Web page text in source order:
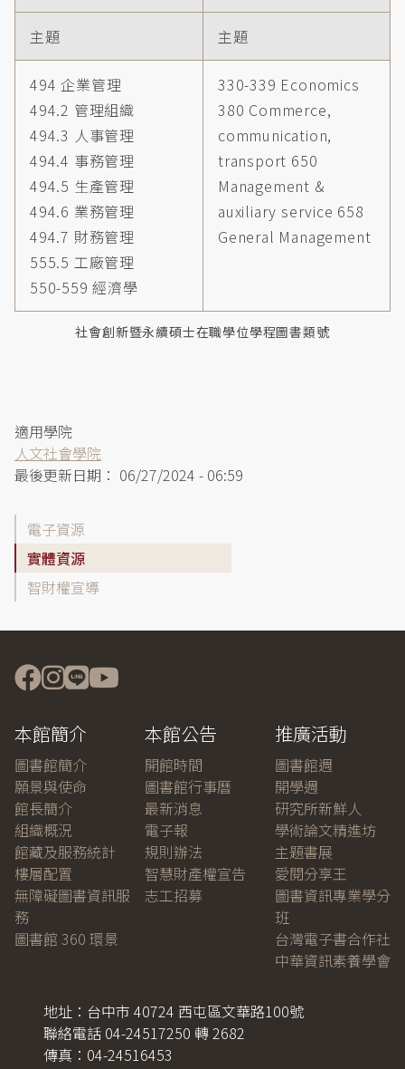
社會創新暨永續碩士在職學位學程圖書類號
主題 主題
494 企業管理
494.2 管理組織
494.3 人事管理
494.4 事務管理
494.5 生產管理
494.6 業務管理
494.7 財務管理
555.5 工廠管理
550-559 經濟學
330-339 Economics
380 Commerce,
communication,
transport 650
Management &
auxiliary service 658
General Management
適用學院
人文社會學院
最後更新日期： 06/27/2024 - 06:59
學
院
資
源
引
選
人
文
社
會
學
科
電子資源
實體資源
智財權宣導
本館簡介
圖書館簡介
願景與使命
館長簡介
組織概況
館藏及服務統計
樓層配置
無障礙圖書資訊服
務
圖書館 360 環景
本館公告
開館時間
圖書館行事曆
最新消息
電子報
規則辦法
智慧財產權宣告
志工招募
推廣活動
圖書館週
開學週
研究所新鮮人
學術論文精進坊
主題書展
愛閱分享王
圖書資訊專業學分
班
台灣電子書合作社
中華資訊素養學會
地址：台中市 40724 西屯區文華路100號
聯絡電話 04-24517250 轉 2682
傳真：04-24516453